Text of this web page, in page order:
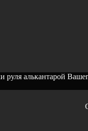
руля алькантарой